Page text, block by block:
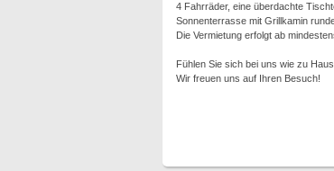
4 Fahrräder, eine überdachte
Sonnenterrasse mit Grillkamin
Die Vermietung erfolgt ab
Fühlen Sie sich bei uns wie zu
Wir freuen uns auf Ihren Besuch!